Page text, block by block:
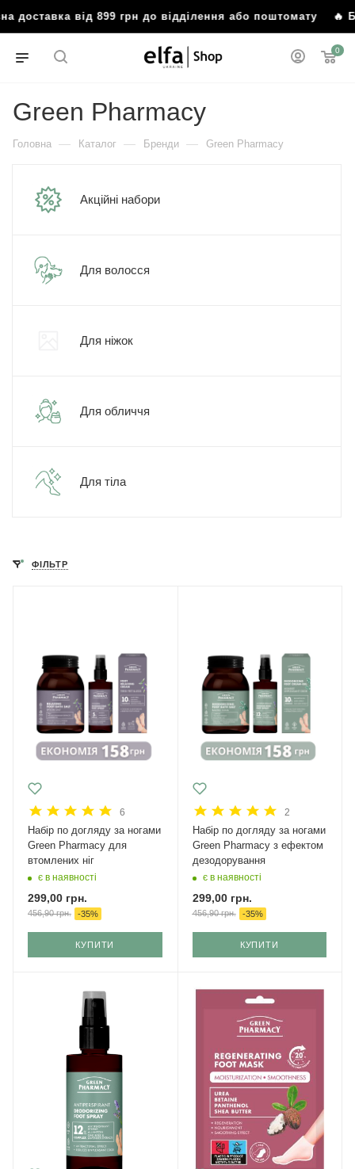
від 899 грн до відділення або поштомату🔥
0
Green Pharmacy
Головна — Каталог — Бренди — Green Pharmacy
Акційні набори
Для волосся
Для ніжок
Для обличчя
Для тіла
ФІЛЬТР
6
Набір по догляду за ногами
Green Pharmacy для
втомлених ніг
є в наявності
299,00 грн.
456,90грн. -35%
КУПИТИ
2
Набір по догляду за ногами
Green Pharmacy з ефектом
дезодорування
є в наявності
299,00грн.
456,90грн. -35%
КУПИТИ